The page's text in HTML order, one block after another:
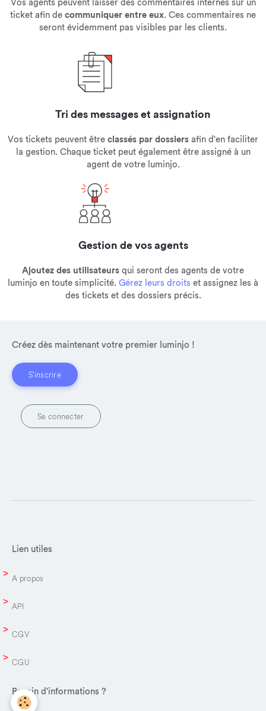
Vos agents peuvent laisser des commentaires internes sur un
ticket afin de communiquer entre eux. Ces commentaires ne
seront évidemment pas visibles par les clients.
Tri des messages et assignation
Vos tickets peuvent être classés par dossiers afin d'en faciliter
la gestion. Chaque ticket peut également être assigné à un
agent de votre luminjo.
Gestion de vos agents
Ajoutez des utilisateurs qui seront des agents de votre
luminjo en toute simplicité. Gérez leurs droits et assignez les à
des tickets et des dossiers précis.
Créez dès maintenant votre premier luminjo !
S'inscrire
Se connecter
Lien utiles
A propos
API
CGV
CGU
Besoin d'informations ?